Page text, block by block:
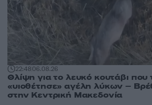
22:4806.08.26
Θλίψη για το λευκό κουτάβι που
«υιοθέτησε» αγέλη λύκων –
στην Κεντρική Μακεδονία